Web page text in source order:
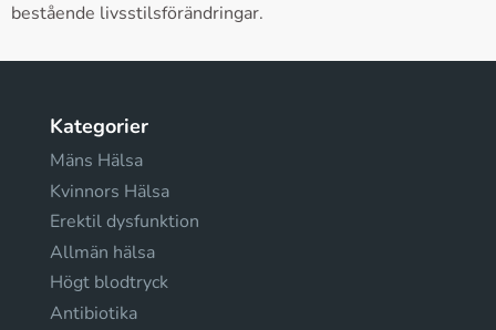
bestående livsstilsförändringar.
Kategorier
Mäns Hälsa
Kvinnors Hälsa
Erektil dysfunktion
Allmän hälsa
Högt blodtryck
Antibiotika